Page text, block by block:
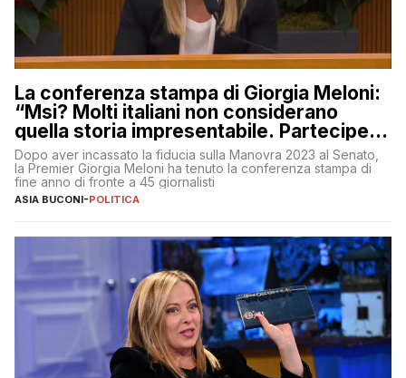
La conferenza stampa di Giorgia Meloni:
“Msi? Molti italiani non considerano
quella storia impresentabile. Parteciperò
al 25 aprile”
Dopo aver incassato la fiducia sulla Manovra 2023 al Senato,
la Premier Giorgia Meloni ha tenuto la conferenza stampa di
fine anno di fronte a 45 giornalisti
ASIA BUCONI-POLITICA